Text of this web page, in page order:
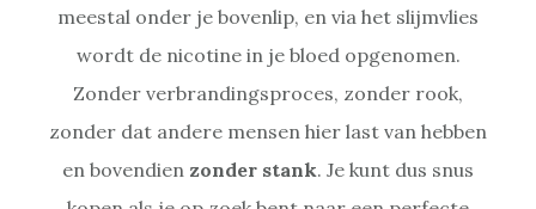
meestal onder je bovenlip, en via het slijmvlies
wordt de nicotine in je bloed opgenomen.
Zonder verbrandingsproces, zonder rook,
zonder dat andere mensen hier last van hebben
en bovendien zonder stank. Je kunt dus snus